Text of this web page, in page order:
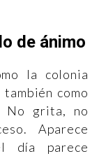
de ánimo
la colonia
como
No grita, no
Aparece
día parece